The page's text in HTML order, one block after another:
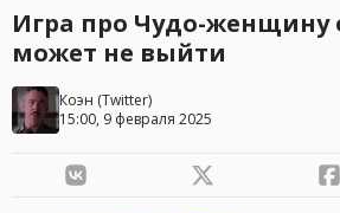
Игра про Чудо-женщину
может не выйти
Коэн (Twitter)
15:00, 9 февраля 2025